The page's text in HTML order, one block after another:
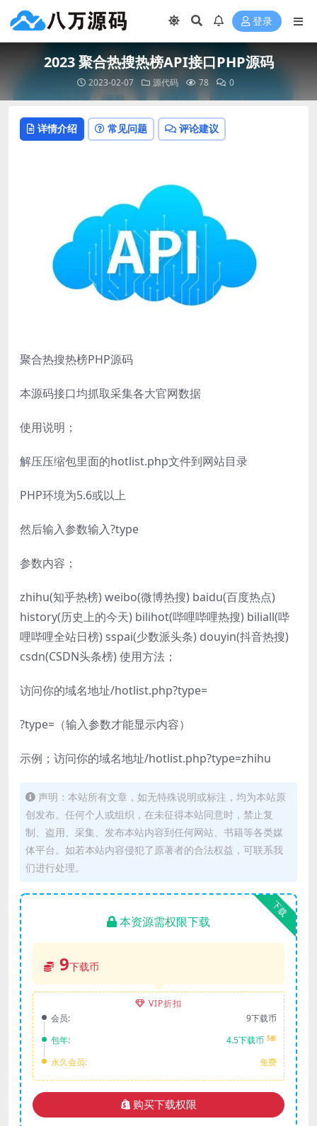
登录
2023 聚合热搜热榜API接口PHP源码
2023-02-07 源代码 78 0
详情介绍 常见问题 评论建议
聚合热搜热榜PHP源码
本源码接口均抓取采集各大官网数据
使用说明；
解压压缩包里面的hotlist.php文件到网站目录
PHP环境为5.6或以上
然后输入参数输入?type
参数内容；
zhihu(知乎热榜) weibo(微博热搜) baidu(百度热点)
history(历史上的今天) bilihot(哔哩哔哩热搜) biliall(哔
哩哔哩全站日榜) sspai(少数派头条) douyin(抖音热搜)
csdn(CSDN头条榜) 使用方法；
访问你的域名地址/hotlist.php?type=
?type=（输入参数才能显示内容）
示例；访问你的域名地址/hotlist.php?type=zhihu
声明：本站所有文章，如无特殊说明或标注，均为本站原
创发布。任何个人或组织，在未征得本站同意时，禁止复
制、盗用、采集、发布本站内容到任何网站、书籍等各类媒
体平台。如若本站内容侵犯了原著者的合法权益，可联系我
们进行处理。
下载
本资源需权限下载
9下载币
VIP折扣
会员:
9下载币
包年:
4.5下载币 5折
永久会员: 免费
购买下载权限